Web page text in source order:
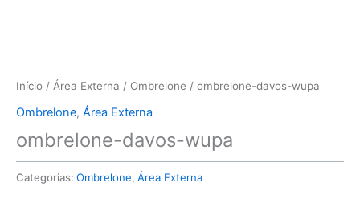
Início / Área Externa / Ombrelone / ombrelone-davos-wupa
Ombrelone, Área Externa
ombrelone-davos-wupa
Categorias: Ombrelone, Área Externa